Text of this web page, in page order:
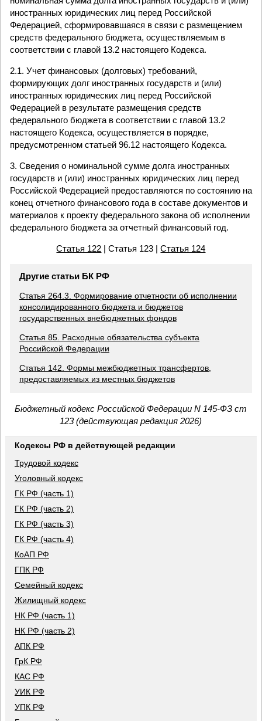
иностранных юридических лиц перед Российской
Федерацией, сформировавшаяся в связи с размещением
средств федерального бюджета, осуществляемым в
соответствии с главой 13.2 настоящего Кодекса.
2.1. Учет финансовых (долговых) требований,
формирующих долг иностранных государств и (или)
иностранных юридических лиц перед Российской
Федерацией в результате размещения средств
федерального бюджета в соответствии с главой 13.2
настоящего Кодекса, осуществляется в порядке,
предусмотренном статьей 96.12 настоящего Кодекса.
3. Сведения о номинальной сумме долга иностранных
государств и (или) иностранных юридических лиц перед
Российской Федерацией предоставляются по состоянию на
конец отчетного финансового года в составе документов и
материалов к проекту федерального закона об исполнении
федерального бюджета за отчетный финансовый год.
Статья 122 | Статья 123 |Статья 124
Другие статьи БК РФ
Статья 264.3. Формирование отчетности об исполнении
консолидированного бюджета и бюджетов
государственных внебюджетных фондов
Статья 85. Расходные обязательства субъекта
Российской Федерации
Статья 142. Формы межбюджетных трансфертов,
предоставляемых из местных бюджетов
Бюджетный кодекс Российской Федерации N 145-ФЗ ст
123 (действующая редакция 2026)
Кодексы РФ в действующей редакции
Трудовой кодекс
Уголовный кодекс
ГК РФ (часть 1)
ГК РФ (часть 2)
ГК РФ (часть 3)
ГК РФ (часть 4)
КоАП РФ
ГПК РФ
Семейный кодекс
Жилищный кодекс
НК РФ (часть 1)
НК РФ (часть 2)
АПК РФ
ГрК РФ
КАС РФ
УИК РФ
УПК РФ